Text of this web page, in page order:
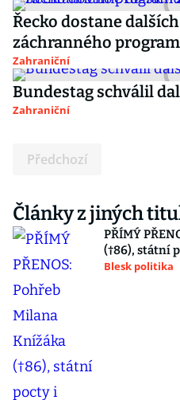
Řecko dostane
záchranného
Zahraniční
Bundestag schválil
Zahraniční
Předchozí
Články z jiných
PŘÍMÝ
(†86), státní
Blesk politika